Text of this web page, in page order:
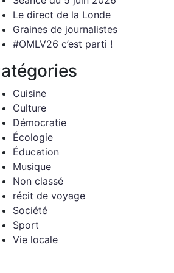
Le direct de la Londe
Graines de journalistes
#OMLV26 c’est parti !
Cuisine
Culture
Démocratie
Écologie
Éducation
Musique
Non classé
récit de voyage
Société
Sport
Vie locale